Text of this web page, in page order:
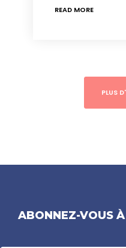
READ MORE
PLUS
ABONNEZ-VOUS